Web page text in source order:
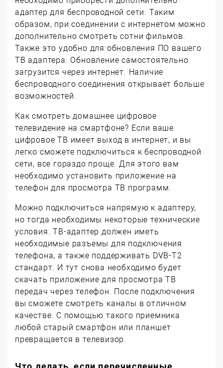
адаптер для беспроводной сети. Таким
образом, при соединении с интернетом можно
дополнительно смотреть сотни фильмов.
Также это удобно для обновления ПО вашего
ТВ адаптера. Обновление самостоятельно
загрузится через интернет. Наличие
беспроводного соединения открывает больше
возможностей.
Как смотреть домашнее цифровое
телевидение на смартфоне? Если ваше
цифровое ТВ имеет выход в интернет, и вы
легко сможете подключиться к беспроводной
сети, все гораздо проще. Для этого вам
необходимо установить приложение на
телефон для просмотра ТВ программ.
Можно подключиться напрямую к адаптеру,
но тогда необходимы некоторые технические
условия. ТВ-адаптер должен иметь
необходимые разъемы для подключения
телефона, а также поддерживать DVB-T2
стандарт. И тут снова необходимо будет
скачать приложение для просмотра ТВ
передач через телефон. После подключения
вы сможете смотреть каналы в отличном
качестве. С помощью такого приемника
любой старый смартфон или планшет
превращается в телевизор.